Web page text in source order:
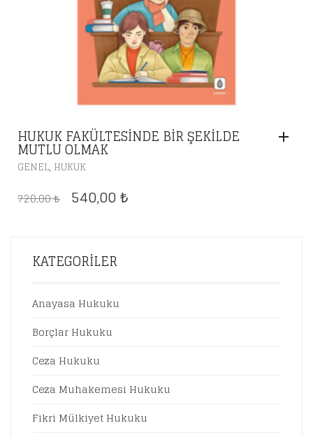
HUKUK FAKÜLTESINDE BIR ŞEKILDE
MUTLU OLMAK
GENEL, HUKUK
720,00₺ ORIJINAL
540,00 ₺ŞU
KATEGORILER
Anayasa Hukuku
Borçlar Hukuku
Ceza Hukuku
Ceza Muhakemesi Hukuku
Fikri Mülkiyet Hukuku